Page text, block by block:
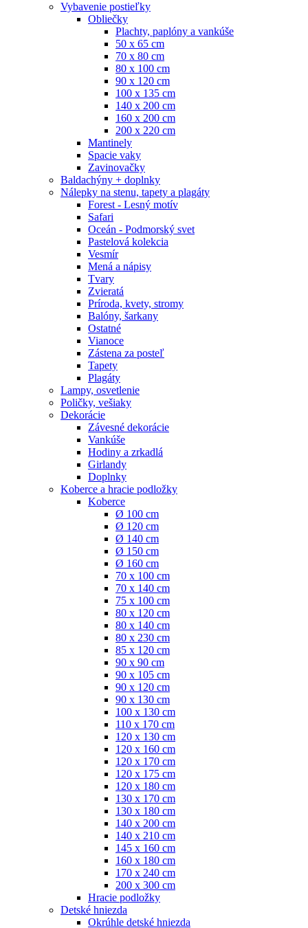
Vybavenie postieľky
Obliečky
Plachty, paplóny a vankúše
50 x 65 cm
70 x 80 cm
80 x 100 cm
90 x 120 cm
100 x 135 cm
140 x 200 cm
160 x 200 cm
200 x 220 cm
Mantinely
Spacie vaky
Zavinovačky
Baldachýny + doplnky
Nálepky na stenu, tapety a plagáty
Forest - Lesný motív
Safari
Oceán - Podmorský svet
Pastelová kolekcia
Vesmír
Mená a nápisy
Tvary
Zvieratá
Príroda, kvety, stromy
Balóny, šarkany
Ostatné
Vianoce
Zástena za posteľ
Tapety
Plagáty
Lampy, osvetlenie
Poličky, vešiaky
Dekorácie
Závesné dekorácie
Vankúše
Hodiny a zrkadlá
Girlandy
Doplnky
Koberce a hracie podložky
Koberce
Ø 100 cm
Ø 120 cm
Ø 140 cm
Ø 150 cm
Ø 160 cm
70 x 100 cm
70 x 140 cm
75 x 100 cm
80 x 120 cm
80 x 140 cm
80 x 230 cm
85 x 120 cm
90 x 90 cm
90 x 105 cm
90 x 120 cm
90 x 130 cm
100 x 130 cm
110 x 170 cm
120 x 130 cm
120 x 160 cm
120 x 170 cm
120 x 175 cm
120 x 180 cm
130 x 170 cm
130 x 180 cm
140 x 200 cm
140 x 210 cm
145 x 160 cm
160 x 180 cm
170 x 240 cm
200 x 300 cm
Hracie podložky
Detské hniezda
Okrúhle detské hniezda